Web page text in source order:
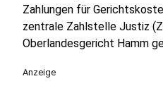
Zahlungen für
zentrale Zahlstelle Justiz
Oberlandesgericht Hamm
Anzeige